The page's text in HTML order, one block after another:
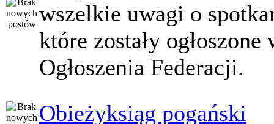
wszelkie uwagi o
które zostały ogłoszone
Ogłoszenia Federacji.
Obieżyksiąg pogański